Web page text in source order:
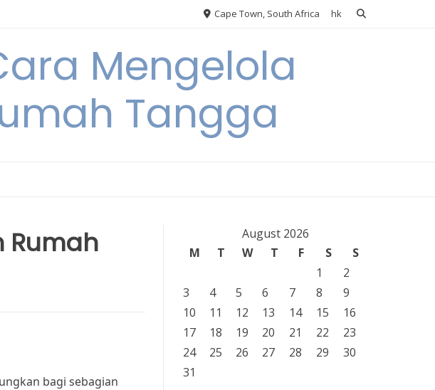
Cape Town, South Africa hk
Mengelola
Tangga
Rumah
bagi sebagian
August 2026
M
T W T F S
S
1
2
3
4 5 6 7 8
9
10
11 12 13 14 15
16
17
18 19 20 21 22
23
24
25 26 27 28 29
30
31